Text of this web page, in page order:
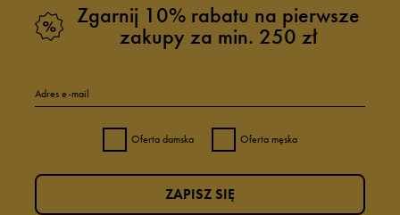
Zgarnij 10% rabatu na pierwsze
zakupy za min. 250 zł
Adres e-mail
Oferta damska Oferta męska
ZAPISZ SIĘ